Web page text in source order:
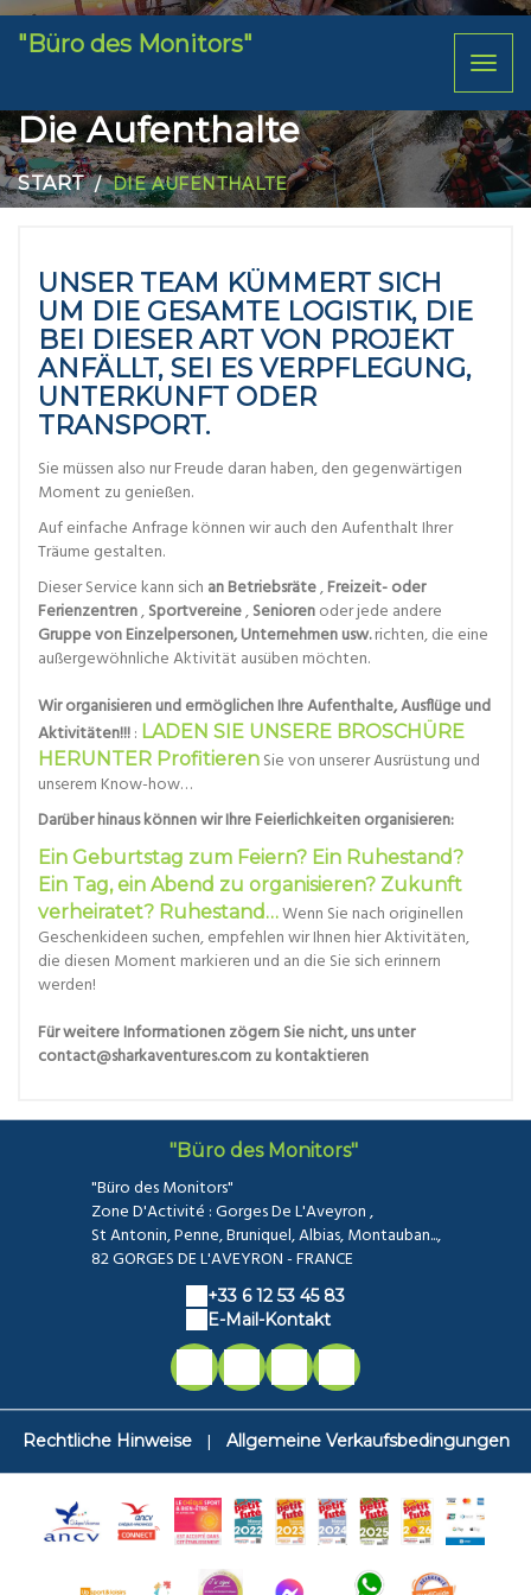
"Büro des Monitors"
Die Aufenthalte
START DIE AUFENTHALTE
UNSER TEAM KÜMMERT SICH
UM DIE GESAMTE LOGISTIK, DIE
BEI DIESER ART VON PROJEKT
ANFÄLLT, SEI ES VERPFLEGUNG,
UNTERKUNFT ODER
TRANSPORT.
Sie müssen also nur Freude daran haben, den gegenwärtigen
Moment zu genießen.
Auf einfache Anfrage können wir auch den Aufenthalt Ihrer
Träume gestalten.
Dieser Service kann sich an Betriebsräte,Freizeit- oder
Ferienzentren,Sportvereine,Seniorenoder jede andere
Gruppe von Einzelpersonen, Unternehmen usw.richten, die eine
außergewöhnliche Aktivität ausüben möchten.
Wir organisieren und ermöglichen Ihre Aufenthalte, Ausflüge und
Aktivitäten!!!: LADEN SIE UNSERE BROSCHÜRE
HERUNTER Profitieren Sie von unserer Ausrüstung und
unserem Know-how…
Darüber hinaus können wir Ihre Feierlichkeiten organisieren:
Ein Geburtstag zum Feiern? Ein Ruhestand?
Ein Tag, ein Abend zu organisieren? Zukunft
verheiratet? Ruhestand…Wenn Sie nach originellen
Geschenkideen suchen, empfehlen wir Ihnen hier Aktivitäten,
die diesen Moment markieren und an die Sie sich erinnern
werden!
Für weitere Informationen zögern Sie nicht, uns unter
contact@sharkaventures.com zu kontaktieren
"Büro des Monitors"
"Büro des Monitors"
Zone D'Activité : Gorges De L'Aveyron ,
St Antonin, Penne, Bruniquel, Albias, Montauban...,
82 GORGES DE L'AVEYRON - FRANCE
+33 6 12 53 45 83
E-Mail-Kontakt
Rechtliche Hinweise | Allgemeine Verkaufsbedingungen